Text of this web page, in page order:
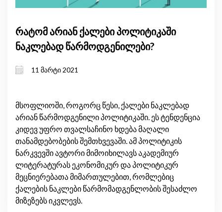
რატომ არიან ქალები პოლიტიკაში
ნაკლებად წარმოდგენილები?
11 მარტი 2021
მსოფლიოში, როგორც წესი, ქალები ნაკლებად
არიან წარმოდგენილი პოლიტიკაში. ეს ტენდენცია
კიდევ უფრო თვალსაჩინო ხდება მაღალი
თანამდებობების შემთხვევაში. ამ პოლიტიკის
ნარკვევში ავტორი მიმოიხილავს აკადემიურ
ლიტერატურას ეკონომიკურ და პოლიტიკურ
მეცნიერებათა მიმართულებით, რომლებიც
ქალების ნაკლები წარმომადგენლობის შესაძლო
მიზეზებს იკვლევს.